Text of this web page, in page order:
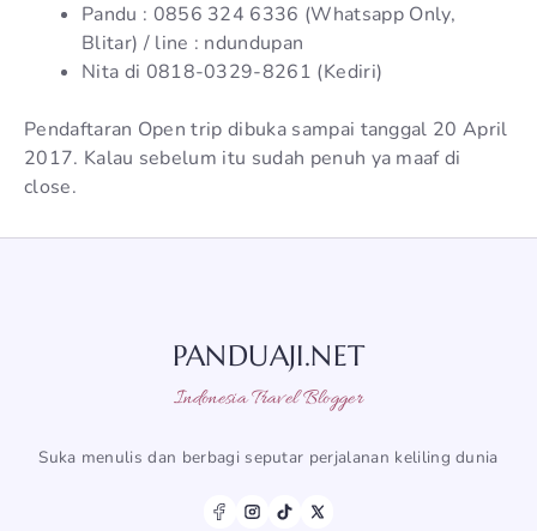
Pandu : 0856 324 6336 (Whatsapp Only,
Blitar) / line : ndundupan
Nita di 0818-0329-8261 (​⁠​Kediri)
Pendaftaran Open trip dibuka sampai tanggal 20 April
2017. Kalau sebelum itu sudah penuh ya maaf di
close.
PANDUAJI.NET
Indonesia Travel Blogger
Suka menulis dan berbagi seputar perjalanan keliling dunia